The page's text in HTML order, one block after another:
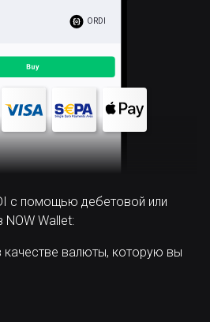
ORDI
с помощью дебетовой или
NOW Wallet:
качестве валюты, которую вы